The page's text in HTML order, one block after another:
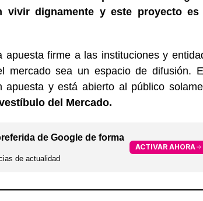
vivir dignamente y este proyecto es
apuesta firme a las instituciones y
mercado sea un espacio de difusión.
apuesta y está abierto al público
del Mercado.
de Google de forma
de actualidad
ACTIVAR AHORA